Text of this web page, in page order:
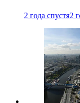
2 года спустя2